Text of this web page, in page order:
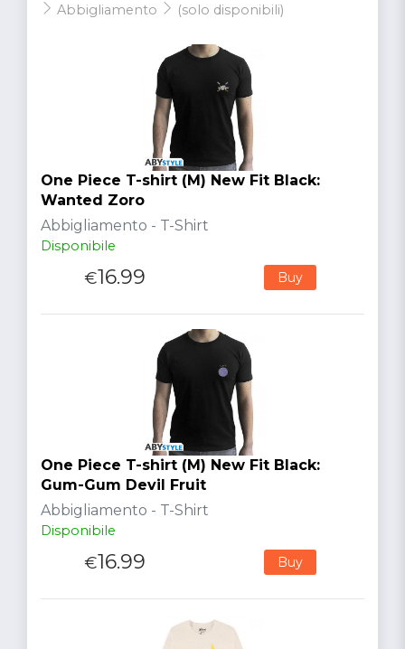
Abbigliamento (solo disponibili)
One Piece T-shirt (M) New Fit Black:
Wanted Zoro
Abbigliamento - T-Shirt
Disponibile
€16.99 Buy
One Piece T-shirt (M) New Fit Black:
Gum-Gum Devil Fruit
Abbigliamento - T-Shirt
Disponibile
€16.99 Buy